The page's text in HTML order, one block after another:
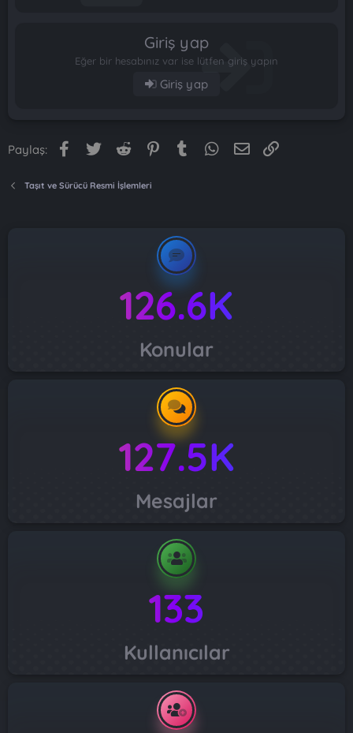
Giriş yap
Eğer bir hesabınız var ise lütfen giriş yapın
Giriş yap
Paylaş: Facebook
Twitter Reddit PinterestTumblr WhatsApp
E-posta
Taşıt ve Sürücü Resmi İşlemleri
126.6K
Konular
127.5K
Mesajlar
133
Kullanıcılar